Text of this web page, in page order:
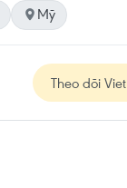
Mỹ
Theo dõi